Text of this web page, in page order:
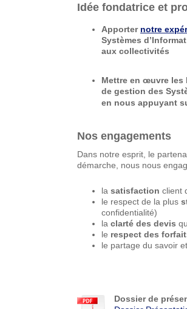
Idée fondatrice et
Apporter notre
Systèmes
aux collectivités
Mettre en œuvre les
de gestion des
en nous appuyant
Nos engagements
Dans notre esprit, le
démarche, nous nous
la satisfaction client
le respect de la plus
confidentialité)
la clarté des devis
le respect des
le partage du savoir
Dossier de